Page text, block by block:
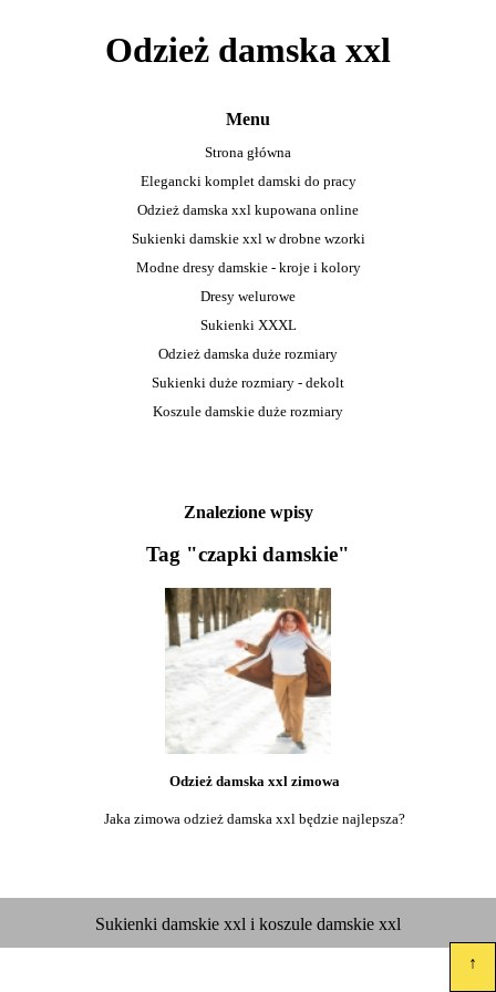
Odzież damska xxl
Menu
Strona główna
Elegancki komplet damski do pracy
Odzież damska xxl kupowana online
Sukienki damskie xxl w drobne wzorki
Modne dresy damskie - kroje i kolory
Dresy welurowe
Sukienki XXXL
Odzież damska duże rozmiary
Sukienki duże rozmiary - dekolt
Koszule damskie duże rozmiary
Znalezione wpisy
Tag "czapki damskie"
Odzież damska xxl zimowa
Jaka zimowa odzież damska xxl będzie najlepsza?
Sukienki damskie xxl i koszule damskie xxl
↑